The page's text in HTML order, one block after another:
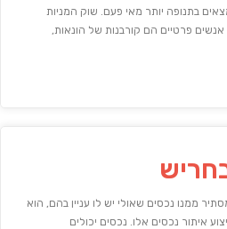
בתנופה יותר מאי פעם. שוק המניות
פרטיים הם קורבנות של הונאות,
ממנו נכסים שאולי יש לו עניין בהם, הוא
איתור נכסים אלו. נכסים יכולים